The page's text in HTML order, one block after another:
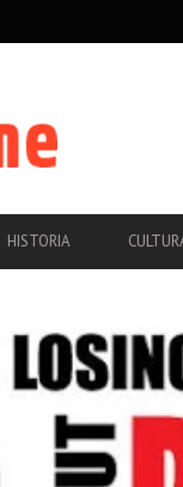
HISTORIA